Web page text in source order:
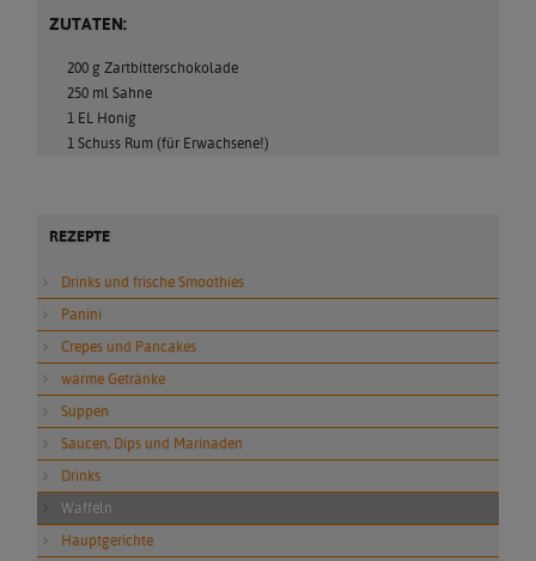
ZUTATEN:
200 g Zartbitterschokolade
250 ml Sahne
1 EL Honig
1 Schuss Rum (für Erwachsene!)
REZEPTE
Drinks und frische Smoothies
Panini
Crepes und Pancakes
warme Getränke
Suppen
Saucen, Dips und Marinaden
Drinks
Waffeln
Hauptgerichte